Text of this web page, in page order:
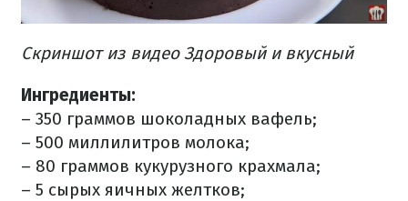
Скриншот из видео Здоровый и вкусный
Ингредиенты:
– 350 граммов шоколадных вафель;
– 500 миллилитров молока;
– 80 граммов кукурузного крахмала;
– 5 сырых яичных желтков;